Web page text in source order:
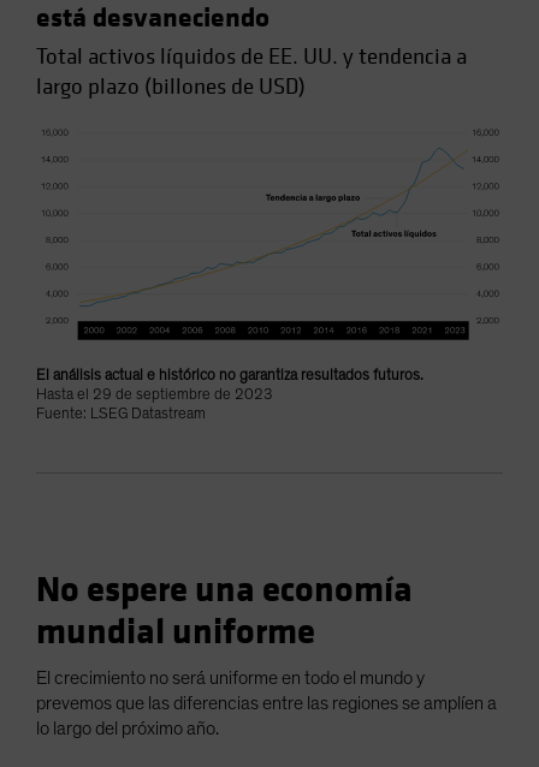
está desvaneciendo
Total activos líquidos de EE. UU. y tendencia a
largo plazo (billones de USD)
El análisis actual e histórico no garantiza resultados futuros.
Hasta el 29 de septiembre de 2023
Fuente: LSEG Datastream
No espere una economía
mundial uniforme
El crecimiento no será uniforme en todo el mundo y
prevemos que las diferencias entre las regiones se amplíen a
lo largo del próximo año.